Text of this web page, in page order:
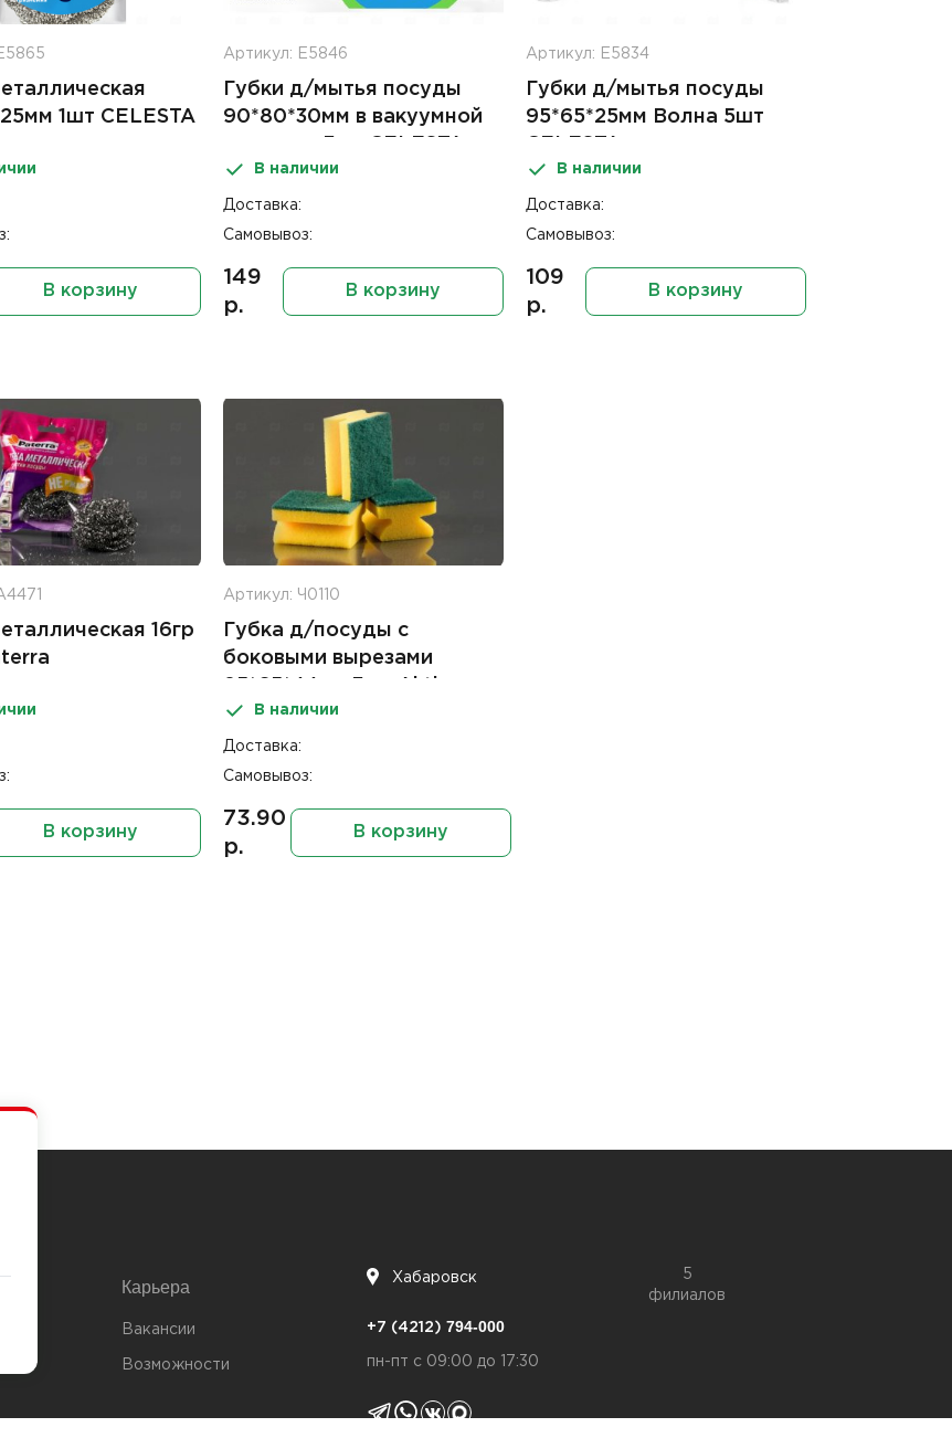
1шт CELESTA
В корзину
Артикул: Е5846
Губки д/мытья посуды
90*80*30мм в вакуумной
В наличии
Доставка:
Самовывоз:
149
р.
В корзину
Артикул: Е5834
Губки д/мытья посуды
95*65*25мм Волна 5шт
В наличии
Доставка:
Самовывоз:
109
р.
В корзину
16гр
В корзину
Артикул: Ч0110
Губка д/посуды с
боковыми вырезами
В наличии
Доставка:
Самовывоз:
73.90
р.
В корзину
Карьера
Вакансии
Возможности
Хабаровск
5
филиалов
+7 (4212) 794-000
пн-пт с 09:00 до 17:30